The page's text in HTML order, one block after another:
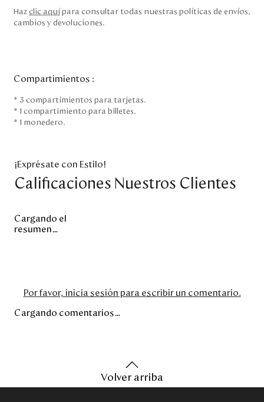
Haz clic aquí para consultar todas nuestras políticas de envíos,
cambios y devoluciones.
Compartimientos :
* 3 compartimientos para tarjetas.
* 1 compartimiento para billetes.
* 1 monedero.
¡Exprésate con Estilo!
Calificaciones Nuestros Clientes
Cargando el
resumen…
Por favor, inicia sesión para escribir un comentario.
Cargando comentarios…
Volver arriba